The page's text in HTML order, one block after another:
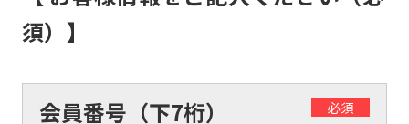
須）】
会員番号（下7桁） 必須